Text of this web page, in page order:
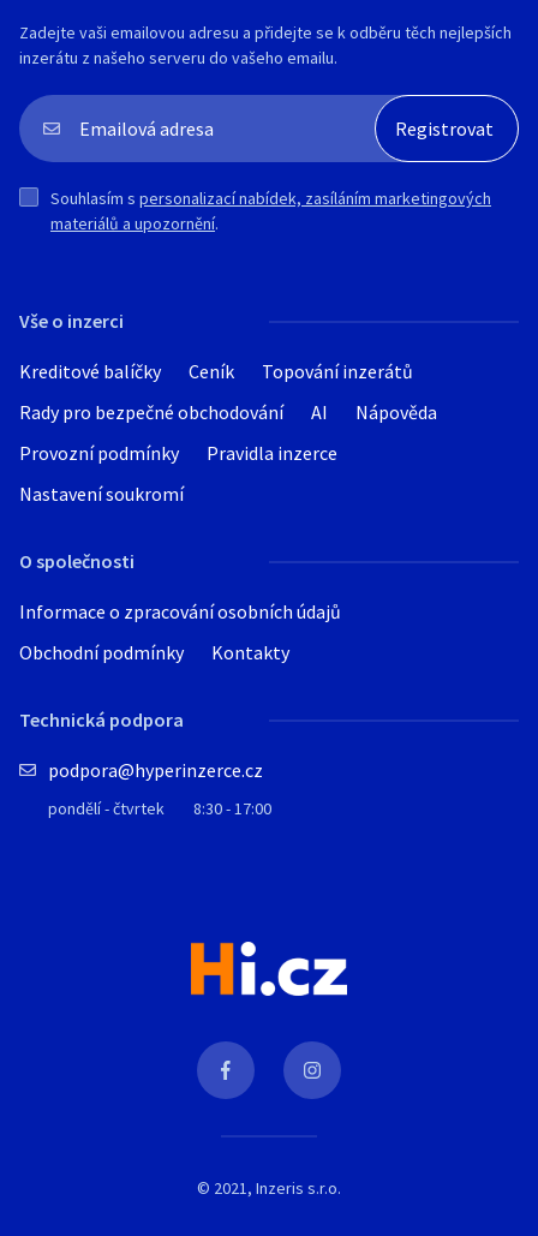
Vše o inzerci
Kreditové balíčky Ceník
Topování inzerátů
Rady pro bezpečné obchodování
AI
Nápověda
Provozní podmínky
Pravidla inzerce
Nastavení soukromí
O společnosti
Informace o zpracování osobních údajů
Obchodní podmínky
Kontakty
Technická podpora
podpora@hyperinzerce.cz
pondělí - čtvrtek 8:30 - 17:00
Zadejte vaši emailovou adresu a přidejte se k odběru těch nejlepších
inzerátu z našeho serveru do vašeho emailu.
Souhlasím s personalizací nabídek, zasíláním marketingových
materiálů a upozornění.
© 2021, Inzeris s.r.o.